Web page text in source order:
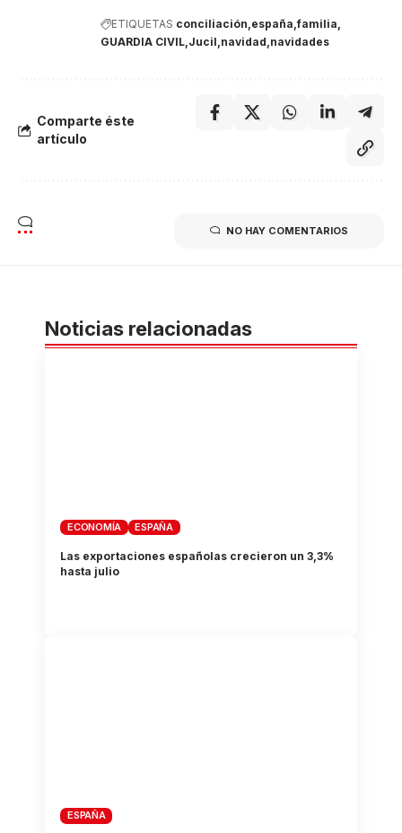
ETIQUETAS conciliación españa familia
GUARDIA CIVIL Jucil navidad navidades
Comparte éste
artículo
NO HAY COMENTARIOS
Noticias relacionadas
ECONOMÍA ESPAÑA
Las exportaciones españolas crecieron un 3,3%
hasta julio
ESPAÑA